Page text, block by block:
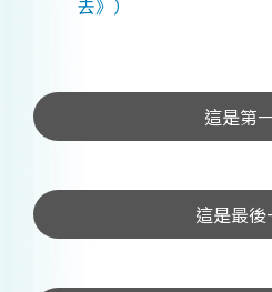
去》）
這是第
這是最後